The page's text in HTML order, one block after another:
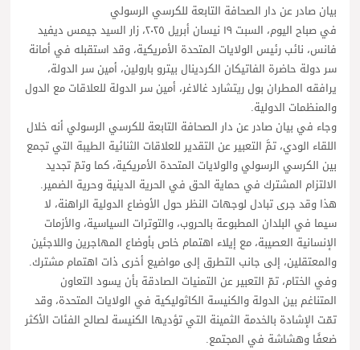
بيان صادر عن دار الصحافة التابعة للكرسي الرسولي
في صباح اليوم، السبت ١٩ نيسان أبريل ٢٠٢٥، زار السيد جيمس ديفيد
فانس، نائب رئيس الولايات المتحدة الأمريكية، وقد استقبله في أمانة
سر دولة حاضرة الفاتيكان الكردينال بيترو بارولين، أمين سر الدولة،
يرافقه المطران بول ريتشارد غالاغر، أمين سر الدولة للعلاقات مع الدول
والمنظمات الدولية.
وجاء في بيان صادر عن دار الصحافة التابعة للكرسي الرسولي أنه خلال
اللقاء الودي، تمَّ التعبير عن التقدير للعلاقات الثنائية الطيبة التي تجمع
بين الكرسي الرسولي والولايات المتحدة الأمريكية، كما وتمّ تجديد
الالتزام المشترك في حماية الحق في الحرية الدينية وحرية الضمير.
هذا وقد جرى تبادل لوجهات النظر حول الأوضاع الدولية الراهنة، لا
سيما في البلدان المطبوعة بالحروب، والتوترات السياسية، والأزمات
الإنسانية العصيبة، مع إيلاء اهتمام خاص بأوضاع المهاجرين واللاجئين
والمعتقلين، إلى جانب التطرق إلى مواضيع أخرى ذات اهتمام مشترك.
وفي الختام، تمّ التعبير عن التمنيات الصادقة بأن يسود التعاون
المتناغم بين الدولة والكنيسة الكاثوليكية في الولايات المتحدة، وقد
تمّت الإشادة بالخدمة الثمينة التي تؤديها الكنيسة لصالح الفئات الأكثر
ضعفًا وهشاشة في المجتمع.